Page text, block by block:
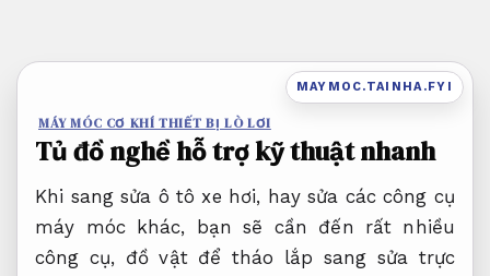
nội
MAYMOC.TAINHA.FYI
MÁY MÓC CƠ KHÍ THIẾT BỊ LÒ LƠI
Tủ đồ nghề hỗ trợ kỹ thuật nhanh
Khi sang sửa ô tô xe hơi, hay sửa các công cụ
máy móc khác, bạn sẽ cần đến rất nhiều
công cụ, đồ vật để tháo lắp sang sửa trực